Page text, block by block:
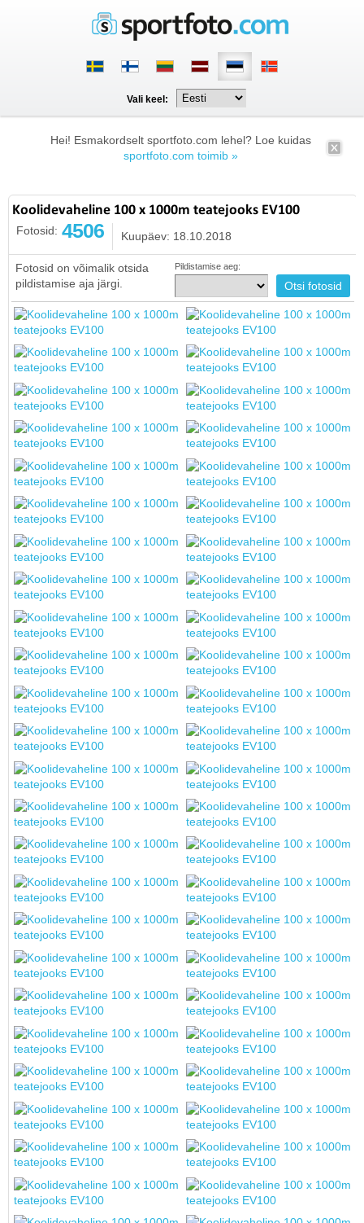
Vali keel:
Hei! Esmakordselt sportfoto.com lehel? Loe kuidas
sportfoto.com toimib »
Koolidevaheline 100 x 1000m teatejooks EV100
Fotosid: 4506 Kuupäev: 18.10.2018
Fotosid on võimalik otsida
pildistamise aja järgi.
Pildistamise aeg: